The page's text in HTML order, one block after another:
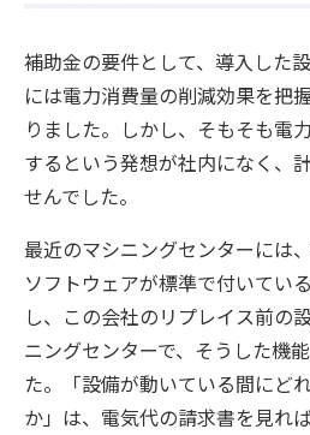
補助金の要件として、導入した設
には電力消費量の削減効果を把
りました。しかし、そもそも電
するという発想が社内になく、
せんでした。
最近のマシニングセンターには
ソフトウェアが標準で付いてい
し、この会社のリプレイス前の
ニングセンターで、そうした機
た。「設備が動いている間にど
か」は、電気代の請求書を見れ